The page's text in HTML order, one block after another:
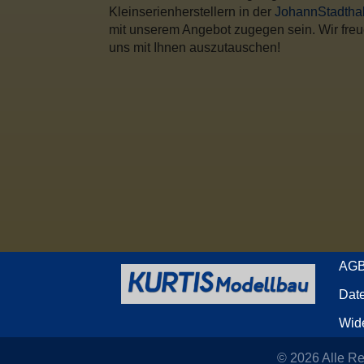
Kleinserienherstellern in der
mit unserem Angebot zugegen sein. Wir
uns mit Ihnen auszutauschen!
© 2026 Alle